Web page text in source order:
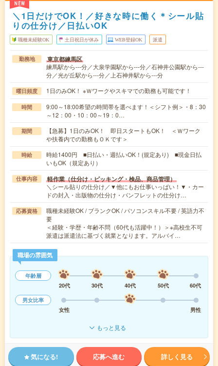
NEW
＼1日だけでOK！／好きな時に働く＊シール貼
りの仕分け／日払いOK
職種未経験OK 土日祝日が休み WEB登録OK 派遣
勤務地 東京都練馬区
練馬駅から---分／大泉学園駅から---分／石神井公園駅から---
分／光が丘駅から---分／上石神井駅から---分
曜日頻度 1日のみOK！ ※Ｗワークやスキマでの勤務も可能です！
時間
9:00～18:00希望の時間帯を選べます！＜シフト例＞・8：30
～12：00・10：00～19：0…
期間
【急募】1日のみOK！ 即日スタートもOK！ ＜Ｗワーク
や扶養内での勤務もＯＫです＞
時給
時給1400円 ■日払い・週払いOK！(規定あり) ■現金日払
いもOK（規定あり）
仕事内容 軽作業（仕分け・ピッキング・検品、商品管理）
＼シール貼りの仕分け／▼他にもお仕事いっぱい！▼・カー
ドの封入・出版物の仕分け・パンフレットの仕分け…
応募資格
職種未経験OK / ブランクOK / パソコンスキル不要 / 英語力不
要
＜経験・学歴・年齢不問（60代も活躍中！）＞※高校生不可
派遣は派遣法に基づく就業となります。アルバイ…
職場の雰囲気
年齢層
20代
30代 40代 50代
60代
男女比率
女性
男性
もっと見る
気になる! 応募へ進む 詳しく見る